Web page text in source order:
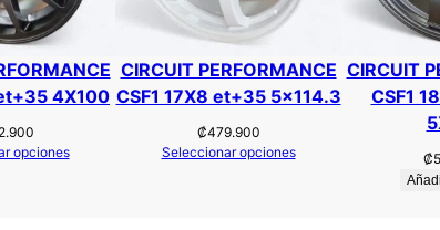
a
n
t
i
a
4X100
opciones
CIRCUIT PERFORMANCE
CSF1 17X8 et+35 5×114.3
₡479.900
Seleccionar opciones
CIRCUIT
CSF1
₡